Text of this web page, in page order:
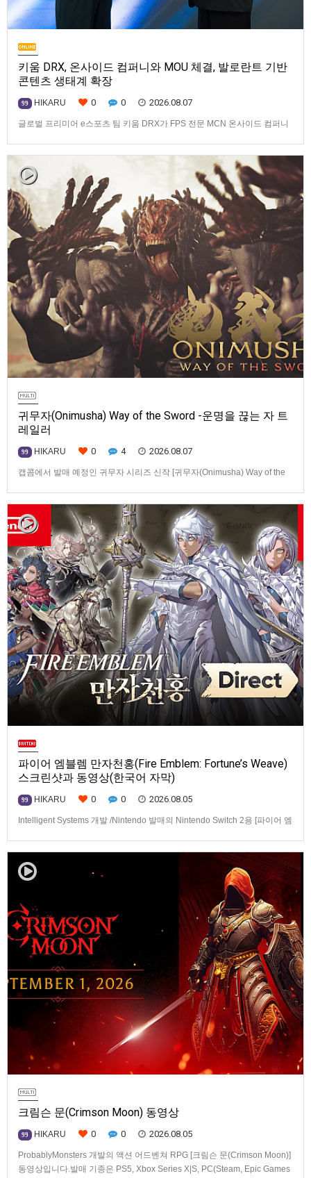
키움 DRX, 온사이드 컴퍼니와 MOU 체결, 발로란트 기반
콘텐츠 생태계 확장
99 HIKARU 0 0 2026.08.07
글로벌 프리미어 e스포츠 팀 키움 DRX가 FPS 전문 MCN 온사이드 컴퍼니
문화 산업 저변 확대 및 콘텐츠 강화를 위한 업무 협약(MOU)을 체결했다고
밝혔다. 이날 협약식에는 키움 DRX 양선일 대표이사, …
귀무자(Onimusha) Way of the Sword -운명을 끊는 자 트
레일러
99 HIKARU 0 4 2026.08.07
캡콤에서 발매 예정인 귀무자 시리즈 신작 [귀무자(Onimusha) Way of the
파이어 엠블렘 만자천홍(Fire Emblem: Fortune’s Weave)
스크린샷과 동영상(한국어 자막)
99 HIKARU 0 0 2026.08.05
Intelligent Systems 개발 /Nintendo 발매의 Nintendo Switch 2용 [파이어 엠
크림슨 문(Crimson Moon) 동영상
99 HIKARU 0 0 2026.08.05
ProbablyMonsters 개발의 액션 어드벤쳐 RPG [크림슨 문(Crimson Moon)]
동영상입니다.발매 기종은 PS5, Xbox Series X|S, PC(Steam, Epic Games